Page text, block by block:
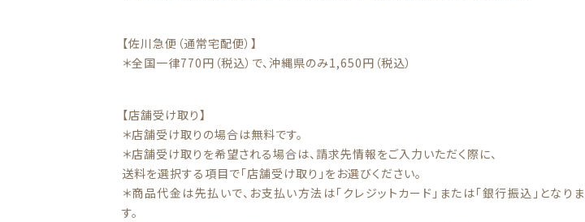
【佐川急便（通常宅配便）】
＊全国一律770円（税込）で、沖縄県のみ1,650円（税込）
【店舗受け取り】
＊店舗受け取りの場合は無料です。
＊店舗受け取りを希望される場合は、請求先情報をご入力いただく際に、
送料を選択する項目で「店舗受け取り」をお選びください。
＊商品代金は先払いで、お支払い方法は「クレジットカード」または「銀行振込」となりま
す。